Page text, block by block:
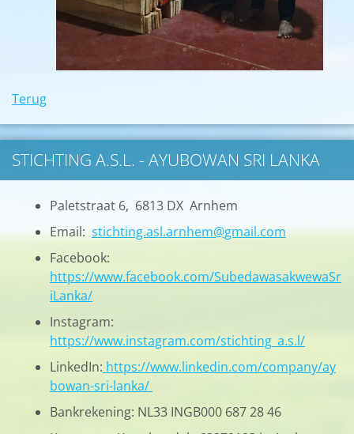
Terug
STICHTING A.S.L. - AYUBOWAN SRI LANKA
Paletstraat 6, 6813 DX Arnhem
Email: stichting.asl.arnhem@gmail.com
Facebook:
https://www.facebook.com/SubedawasakwewaSr
iLanka/
Instagram:
https://www.instagram.com/stichting_a.s.l/
LinkedIn: https://www.linkedin.com/company/ay
bowan-sri-lanka/
Bankrekening: NL33 INGB000 687 28 46